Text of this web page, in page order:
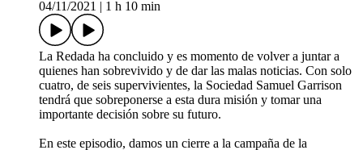
04/11/2021
1 h 10 min
La Redada ha concluido y es momento de volver a juntar a
quienes han sobrevivido y de dar las malas noticias. Con solo
cuatro, de seis supervivientes, la Sociedad Samuel Garrison
tendrá que sobreponerse a esta dura misión y tomar una
importante decisión sobre su futuro.
En este episodio, damos un cierre a la campaña de la